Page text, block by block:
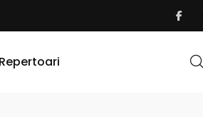
Repertoari